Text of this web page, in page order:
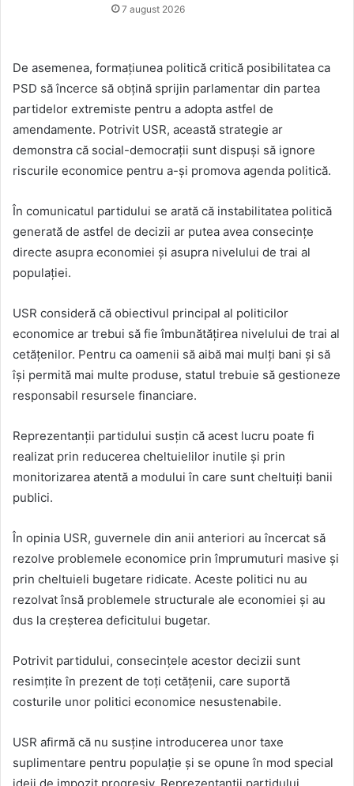
7 august 2026
De asemenea, formațiunea politică critică posibilitatea ca
PSD să încerce să obțină sprijin parlamentar din partea
partidelor extremiste pentru a adopta astfel de
amendamente. Potrivit USR, această strategie ar
demonstra că social-democrații sunt dispuși să ignore
riscurile economice pentru a-și promova agenda politică.
În comunicatul partidului se arată că instabilitatea politică
generată de astfel de decizii ar putea avea consecințe
directe asupra economiei și asupra nivelului de trai al
populației.
USR consideră că obiectivul principal al politicilor
economice ar trebui să fie îmbunătățirea nivelului de trai al
cetățenilor. Pentru ca oamenii să aibă mai mulți bani și să
își permită mai multe produse, statul trebuie să gestioneze
responsabil resursele financiare.
Reprezentanții partidului susțin că acest lucru poate fi
realizat prin reducerea cheltuielilor inutile și prin
monitorizarea atentă a modului în care sunt cheltuiți banii
publici.
În opinia USR, guvernele din anii anteriori au încercat să
rezolve problemele economice prin împrumuturi masive și
prin cheltuieli bugetare ridicate. Aceste politici nu au
rezolvat însă problemele structurale ale economiei și au
dus la creșterea deficitului bugetar.
Potrivit partidului, consecințele acestor decizii sunt
resimțite în prezent de toți cetățenii, care suportă
costurile unor politici economice nesustenabile.
USR afirmă că nu susține introducerea unor taxe
suplimentare pentru populație și se opune în mod special